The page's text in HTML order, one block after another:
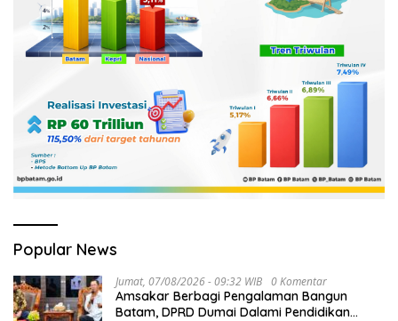
Popular News
Jumat, 07/08/2026 - 09:32 WIB 0 Komentar
Amsakar Berbagi Pengalaman Bangun
Batam, DPRD Dumai Dalami Pendidikan